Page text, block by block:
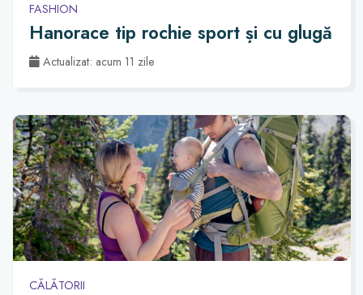
FASHION
Hanorace tip rochie sport și cu glugă
Actualizat: acum 11 zile
CĂLĂTORII